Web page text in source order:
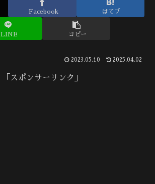
Facebook はてブ
LINE コピー
2023.05.10 2025.04.02
「スポンサーリンク」